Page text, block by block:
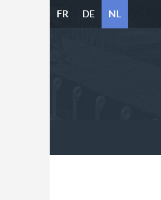
FR DE NL